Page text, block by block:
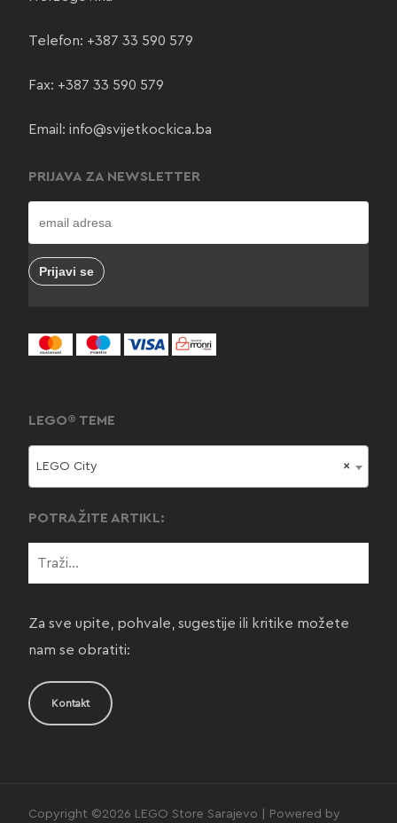
Telefon: +387 33 590 579
Fax: +387 33 590 579
Email: info@svijetkockica.ba
PRIJAVA ZA NEWSLETTER
LEGO® TEME
×
LEGO City
POTRAŽITE ARTIKL:
Za sve upite, pohvale, sugestije ili kritike možete
nam se obratiti:
Kontakt
Copyright ©2026 LEGO Store Sarajevo | Powered by